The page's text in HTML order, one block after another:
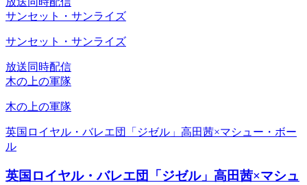
サンセット・サンライズ
サンセット・サンライズ
放送同時配信
木の上の軍隊
木の上の軍隊
英国ロイヤル・バレエ団「ジゼル」高田茜×マシュー・ボー
ル
英国ロイヤル・バレエ団「ジゼル」高田茜×マシュ